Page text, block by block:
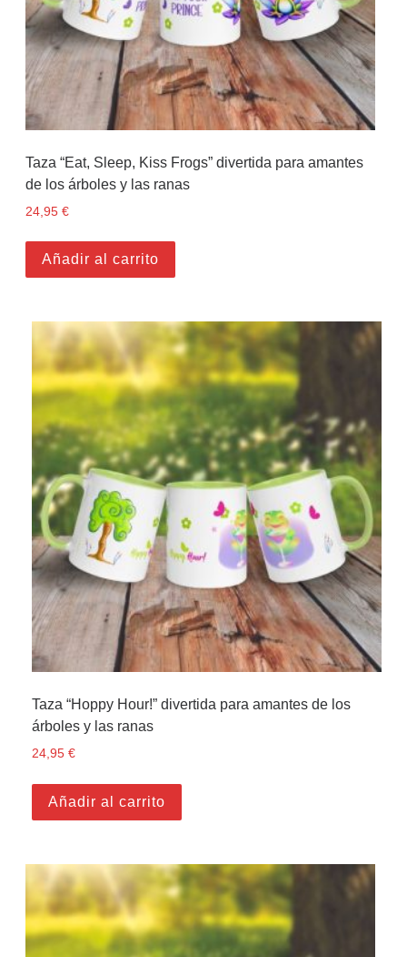
Taza “Eat, Sleep, Kiss Frogs” divertida para amantes
de los árboles y las ranas
24,95 €
Añadir al carrito
Taza “Hoppy Hour!” divertida para amantes de los
árboles y las ranas
24,95€
Añadir al carrito